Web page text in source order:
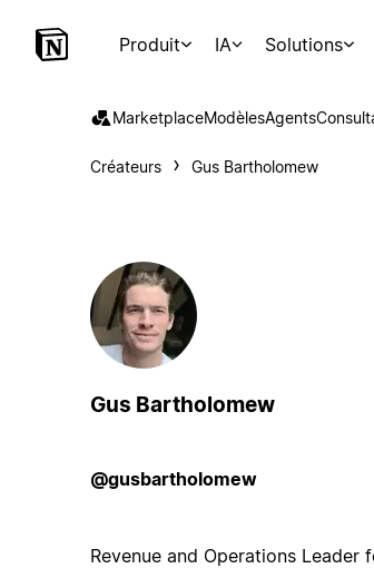
Produit IA Solutions
MarketplaceModèlesAgents
Créateurs Gus Bartholomew
Gus Bartholomew
@gusbartholomew
Revenue and Operations Leader